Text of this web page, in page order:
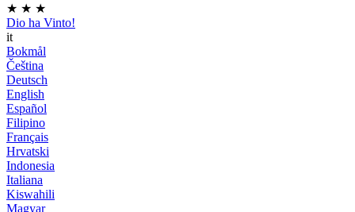
★ ★ ★
Dio ha Vinto!
it
Bokmål
Čeština
Deutsch
English
Español
Filipino
Français
Hrvatski
Indonesia
Italiana
Kiswahili
Magyar